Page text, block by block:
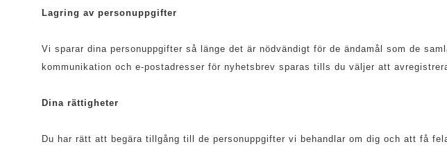
Lagring av personuppgifter
Vi sparar dina personuppgifter så länge det är nödvändigt för de ändamål som de
kommunikation och e-postadresser för nyhetsbrev sparas tills du väljer att
Dina rättigheter
Du har rätt att begära tillgång till de personuppgifter vi behandlar om dig och att få